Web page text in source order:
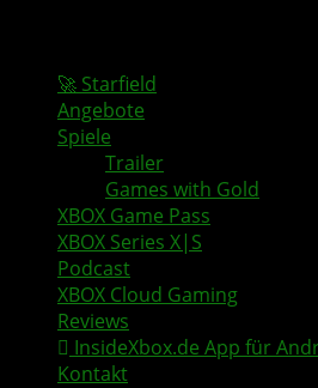
🚀 Starfield
Angebote
Spiele
Trailer
Games with Gold
XBOX Game Pass
XBOX Series X|S
Podcast
XBOX Cloud Gaming
Reviews
InsideXbox.de App für
Kontakt